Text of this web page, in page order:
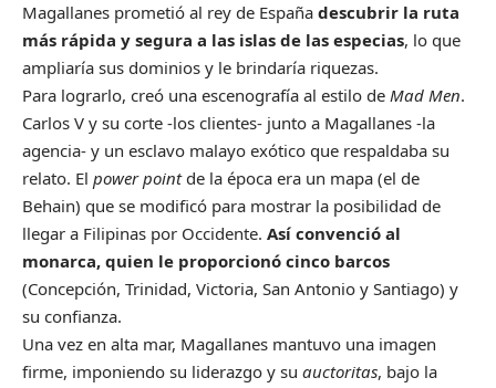
Magallanes prometió al rey de España descubrir la ruta
más rápida y segura a las islas de las especias, lo que
ampliaría sus dominios y le brindaría riquezas.
Para lograrlo, creó una escenografía al estilo de Mad Men.
Carlos V y su corte -los clientes- junto a Magallanes -la
agencia- y un esclavo malayo exótico que respaldaba su
relato. El power pointde la época era un mapa (el de
Behain) que se modificó para mostrar la posibilidad de
llegar a Filipinas por Occidente. Así convenció al
monarca, quien le proporcionó cinco barcos
(Concepción, Trinidad, Victoria, San Antonio y Santiago) y
su confianza.
Una vez en alta mar, Magallanes mantuvo una imagen
firme, imponiendo su liderazgo y su auctoritas, bajo la